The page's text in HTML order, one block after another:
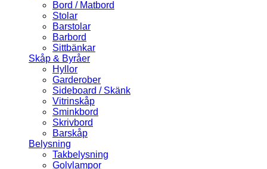
Bord / Matbord
Stolar
Barstolar
Barbord
Sittbänkar
Skåp & Byråer
Hyllor
Garderober
Sideboard / Skänk
Vitrinskåp
Sminkbord
Skrivbord
Barskåp
Belysning
Takbelysning
Golvlampor